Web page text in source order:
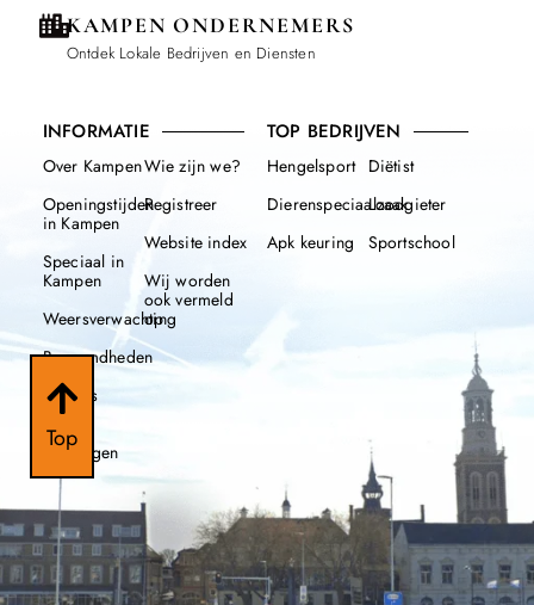
Top
KAMPEN ONDERNEMERS
Ontdek Lokale Bedrijven en Diensten
INFORMATIE
Over Kampen
Openingstijden
in Kampen
Speciaal in
Kampen
Weersverwachting
Beroemdheden
Nieuws
112
meldingen
Wie zijn we?
Registreer
Website index
Wij worden
ook vermeld
op
TOP BEDRIJVEN
Hengelsport
Dierenspeciaalzaak
Apk keuring
Diëtist
Loodgieter
Sportschool